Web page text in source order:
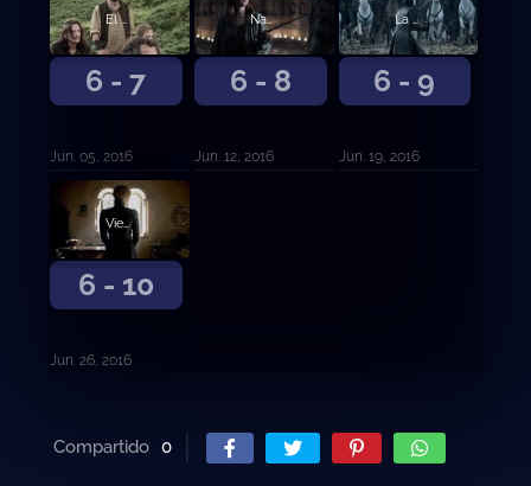
6 - 7
El hombre destrozado
Jun. 05, 2016
6 - 8
Nadie
Jun. 12, 2016
6 - 9
La batalla de los bastardos
Jun. 19, 2016
6 - 10
Vientos de invierno
Jun. 26, 2016
Compartido 0